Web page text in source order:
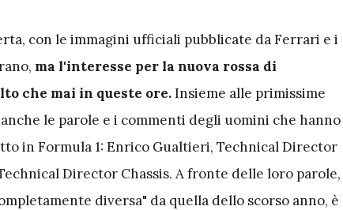
con le immagini ufficiali pubblicate da Ferrari e i
ma l'interesse per la nuova rossa di
che mai in queste ore.Insieme alle primissime
le parole e i commenti degli uomini che hanno
in Formula 1: Enrico Gualtieri, Technical Director
Director Chassis. A fronte delle loro parole,
diversa" da quella dello scorso anno, è